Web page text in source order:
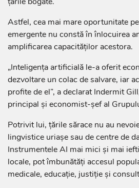
Astfel, cea mai mare oportunitate
emergente nu constă în înlocuirea
amplificarea capacităților acestora.
„Inteligența artificială le-a oferit
dezvoltare un colac de salvare, iar
profite de el”, a declarat Indermit
principal și economist-șef al
Potrivit lui, țările sărace nu au
lingvistice uriașe sau de centre de
Instrumentele AI mai mici și mai
locale, pot îmbunătăți accesul
medicale, educație, justiție și